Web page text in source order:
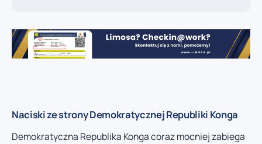
Naciski ze strony Demokratycznej Republiki Konga
Demokratyczna Republika Konga coraz mocniej zabiega